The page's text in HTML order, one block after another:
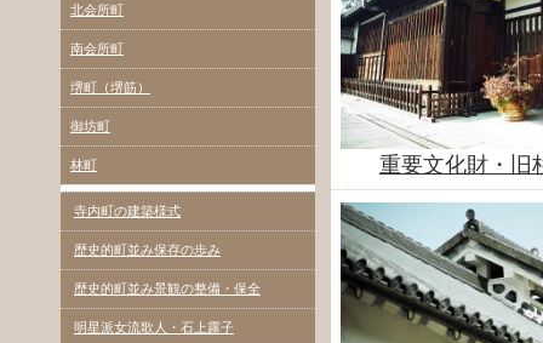
重要文化財・旧
北会所町
南会所町
堺町（堺筋）
御坊町
林町
寺内町の建築様式
歴史的町並み保存の歩み
歴史的町並み景観の整備・保全
明星派女流歌人・石上露子